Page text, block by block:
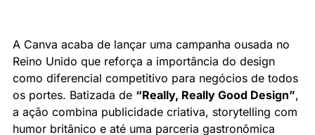
A Canva acaba de lançar uma campanha ousada no
Reino Unido que reforça a importância do design
como diferencial competitivo para negócios de todos
os portes. Batizada de “Really, Really Good Design”,
a ação combina publicidade criativa, storytelling com
humor britânico e até uma parceria gastronômica